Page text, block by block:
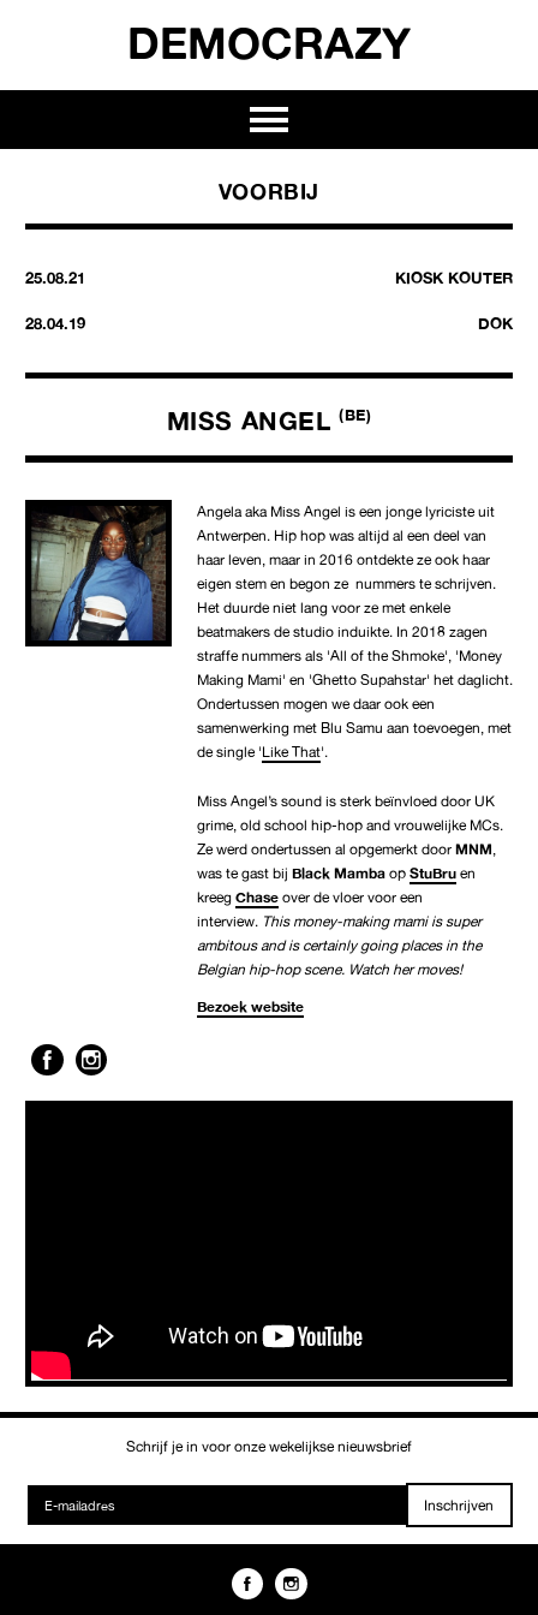
DEMOCRAZY
MISS ANGEL (BE)
Angela aka Miss Angel is een jonge lyriciste uit
Antwerpen. Hip hop was altijd al een deel van
haar leven, maar in 2016 ontdekte ze ook haar
eigen stem en begon ze nummers te schrijven.
Het duurde niet lang voor ze met enkele
beatmakers de studio induikte. In 2018 zagen
straffe nummers als 'All of the Shmoke', 'Money
Making Mami' en 'Ghetto Supahstar' het daglicht.
Ondertussen mogen we daar ook een
samenwerking met Blu Samu aan toevoegen, met
de single 'Like That'.
Miss Angel’s sound is sterk beïnvloed door UK
grime, old school hip-hop and vrouwelijke MCs.
Ze werd ondertussen al opgemerkt door MNM,
was te gast bij Black Mambaop StuBruen
kreeg Chaseover de vloer voor een
interview. This money-making mami is super
ambitous and is certainly going places in the
Belgian hip-hop scene. Watch her moves!
Bezoek website
VOORBIJ
25.08.21 KIOSK KOUTER
28.04.19 DOK
Schrijf je in voor onze wekelijkse nieuwsbrief
Inschrijven